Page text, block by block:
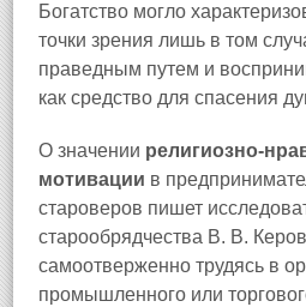
Богатство могло
точки зрения лишь в том
праведным путем и
как средство для спасения
О значении религиозно-
мотивации в
староверов пишет
старообрядчества В. В.
самоотверженно трудясь в
промышленного или